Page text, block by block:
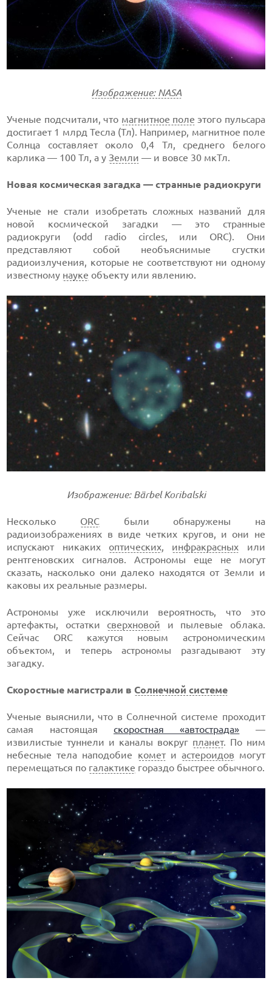
Изображение: NASA
Ученые подсчитали, что магнитное поле этого пульсара
достигает 1 млрд Тесла (Тл). Например, магнитное поле
Солнца составляет около 0,4 Тл, среднего белого
карлика — 100 Тл, а уЗемли — и вовсе 30 мкТл.
Новая космическая загадка — странные радиокруги
Ученые не стали изобретать сложных названий для
новой космической загадки — это странные
радиокруги (odd radio circles, или ORC). Они
представляют собой необъяснимые сгустки
радиоизлучения, которые не соответствуют ни одному
известному науке объекту или явлению.
Изображение: Bärbel Koribalski
Несколько ORCбыли обнаружены на
радиоизображениях в виде четких кругов, и они не
испускают никаких оптических, инфракрасных или
рентгеновских сигналов. Астрономы еще не могут
сказать, насколько они далеко находятся от Земли и
каковы их реальные размеры.
Астрономы уже исключили вероятность, что это
артефакты, остатки сверхновой и пылевые облака.
Сейчас ORC кажутся новым астрономическим
объектом, и теперь астрономы разгадывают эту
загадку.
Скоростные магистрали вСолнечной системе
Ученые выяснили, что в Солнечной системе проходит
самая настоящая скоростная «автострада» —
извилистые туннели и каналы вокруг планет. По ним
небесные тела наподобие комети астероидов могут
перемещаться по галактике гораздо быстрее обычного.